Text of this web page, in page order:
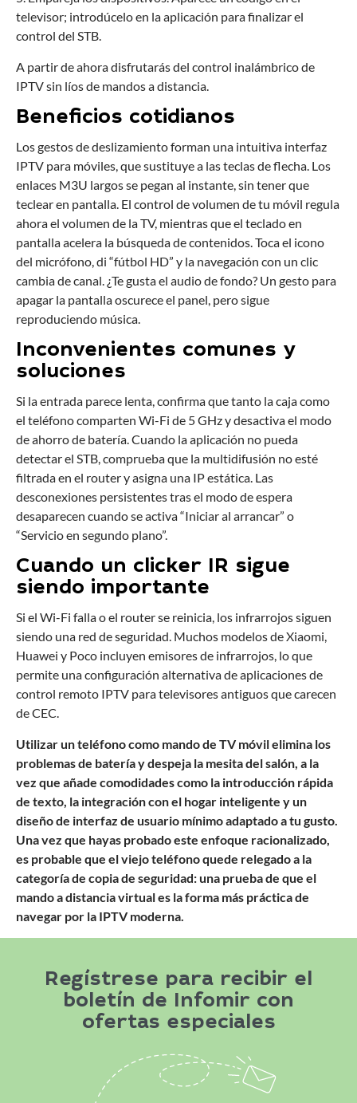
televisor; introdúcelo en la aplicación para finalizar el
control del STB.
A partir de ahora disfrutarás del control inalámbrico de
IPTV sin líos de mandos a distancia.
Beneficios cotidianos
Los gestos de deslizamiento forman una intuitiva interfaz
IPTV para móviles, que sustituye a las teclas de flecha. Los
enlaces M3U largos se pegan al instante, sin tener que
teclear en pantalla. El control de volumen de tu móvil regula
ahora el volumen de la TV, mientras que el teclado en
pantalla acelera la búsqueda de contenidos. Toca el icono
del micrófono, di “fútbol HD” y la navegación con un clic
cambia de canal. ¿Te gusta el audio de fondo? Un gesto para
apagar la pantalla oscurece el panel, pero sigue
reproduciendo música.
Inconvenientes comunes y
soluciones
Si la entrada parece lenta, confirma que tanto la caja como
el teléfono comparten Wi-Fi de 5 GHz y desactiva el modo
de ahorro de batería. Cuando la aplicación no pueda
detectar el STB, comprueba que la multidifusión no esté
filtrada en el router y asigna una IP estática. Las
desconexiones persistentes tras el modo de espera
desaparecen cuando se activa “Iniciar al arrancar” o
“Servicio en segundo plano”.
Cuando un clicker IR sigue
siendo importante
Si el Wi-Fi falla o el router se reinicia, los infrarrojos siguen
siendo una red de seguridad. Muchos modelos de Xiaomi,
Huawei y Poco incluyen emisores de infrarrojos, lo que
permite una configuración alternativa de aplicaciones de
control remoto IPTV para televisores antiguos que carecen
de CEC.
Utilizar un teléfono como mando de TV móvil elimina los
problemas de batería y despeja la mesita del salón, a la
vez que añade comodidades como la introducción rápida
de texto, la integración con el hogar inteligente y un
diseño de interfaz de usuario mínimo adaptado a tu gusto.
Una vez que hayas probado este enfoque racionalizado,
es probable que el viejo teléfono quede relegado a la
categoría de copia de seguridad: una prueba de que el
mando a distancia virtual es la forma más práctica de
navegar por la IPTV moderna.
Regístrese para recibir el
boletín de Infomir con
ofertas especiales